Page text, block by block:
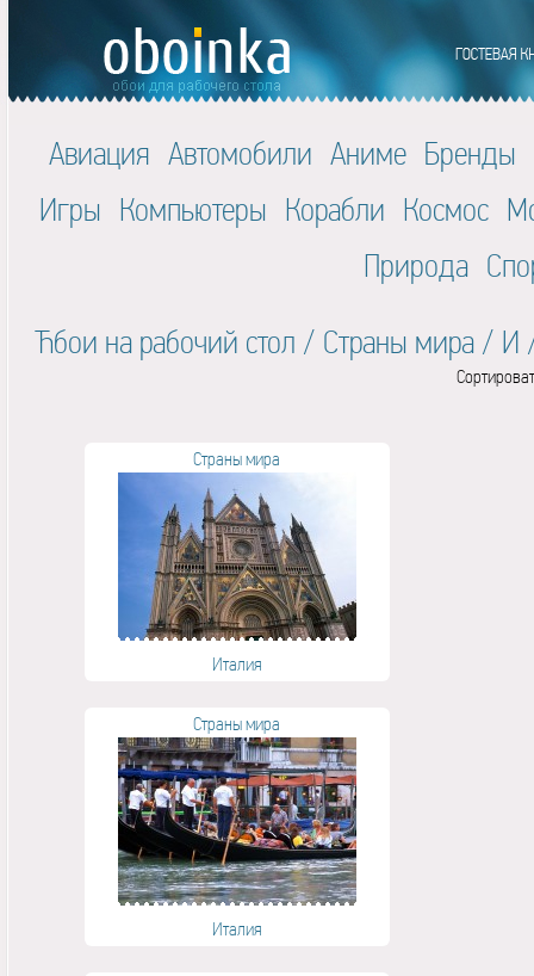
Авиация Автомобили Аниме Бренды
Игры Компьютеры Корабли Космос
Природа
Ћбои на рабочий стол / Страны мира / И
Страны мира
Италия
Страны мира
Италия